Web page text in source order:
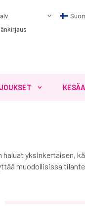
yksinkertaisen,
muodollisissa